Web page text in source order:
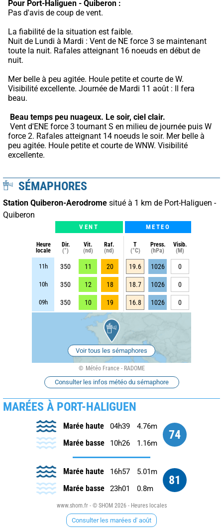
Pour Port-Haliguen - Quiberon :
Pas d'avis de coup de vent.
La fiabilité de la situation est faible.
Nuit de Lundi à Mardi : Vent de NE force 3 se maintenant
toute la nuit. Rafales atteignant 16 noeuds en début de
nuit.
Mer belle à peu agitée. Houle petite et courte de W.
Visibilité excellente. Journée de Mardi 11 août : Il fera
beau.
Beau temps peu nuageux. Le soir, ciel clair.
force 2. Rafales atteignant 14 noeuds le soir. Mer belle à
peu agitée. Houle petite et courte de WNW. Visibilité
excellente.
SÉMAPHORES
Station Quiberon-Aerodrome situé à 1 km de Port-Haliguen -
Quiberon
VENT METEO
Heure
locale
Dir.
(°)
Vit.
(nd)
Raf.
(nd)
T
(°C)
Press.
(hPa)
Visib.
(M)
11h 350 11 20 19.6 1026 0
10h 350 12 18 18.7 1026 0
09h 350 10 19 16.8 1026 0
Voir tous les sémaphores
Météo France - RADOME
Consulter les infos météo du sémaphore
MARÉES À PORT-HALIGUEN
74
Marée haute 04h39 4.76m
Marée basse 10h26 1.16m
81
Marée haute 16h57 5.01m
Marée basse 23h01 0.8m
www.shom.fr - © SHOM 2026 - Heures locales
Consulter les marées d' août